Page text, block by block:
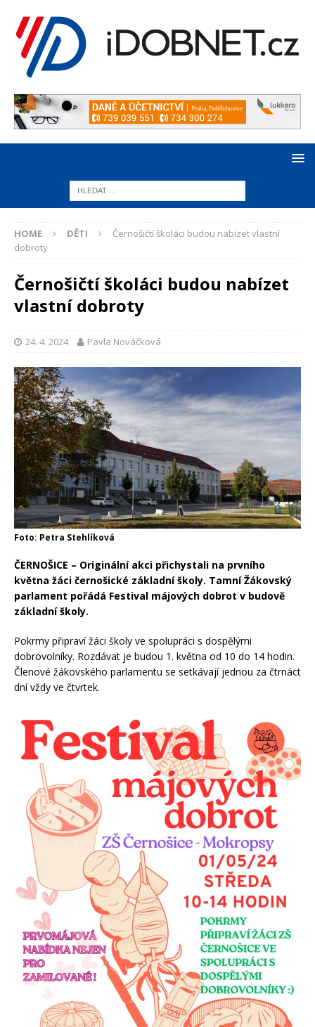
HOME DĚTI
Černošičtí školáci budou nabízet vlastní
dobroty
Černošičtí školáci budou nabízet
vlastní dobroty
24. 4. 2024 Pavla Nováčková
Foto: Petra Stehlíková
ČERNOŠICE – Originální akci přichystali na prvního
května žáci černošické základní školy. Tamní Žákovský
parlament pořádá Festival májových dobrot v budově
základní školy.
Pokrmy připraví žáci školy ve spolupráci s dospělými
dobrovolníky. Rozdávat je budou 1. května od 10 do 14 hodin.
Členové žákovského parlamentu se setkávají jednou za čtrnáct
dní vždy ve čtvrtek.